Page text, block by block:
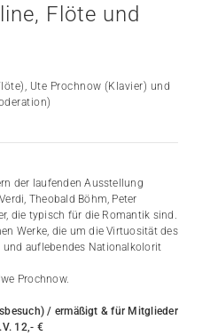
Flöte und
Ute Prochnow (Klavier) und
der laufenden Ausstellung
Theobald Böhm, Peter
die typisch für die Romantik sind.
Werke, die um die Virtuosität des
und auflebendes Nationalkolorit
Prochnow.
/ ermäßigt & für Mitglieder
12,- €